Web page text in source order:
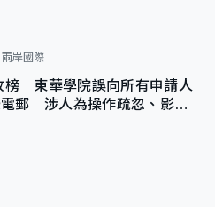
兩岸國際
榜｜東華學院誤向所有申請人
郵 涉人為操作疏忽、影響